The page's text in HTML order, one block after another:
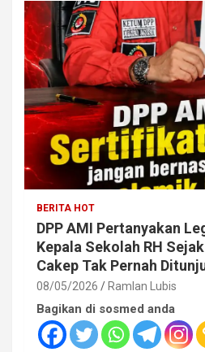
BERITA HOT
DPP AMI Pertanyakan
Kepala Sekolah RH
Cakep Tak Pernah
08/05/2026 Ramlan Lubis
Bagikan di sosmed anda